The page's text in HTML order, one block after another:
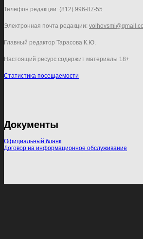
Телефон редакции: (812) 996-87-55
Электронная почта редакции:
Главный редактор Тарасова К.Ю.
Настоящий ресурс содержит материалы 18+
Статистика посещаемости
Документы
Официальный бланк
Договор на информационное обслуживание